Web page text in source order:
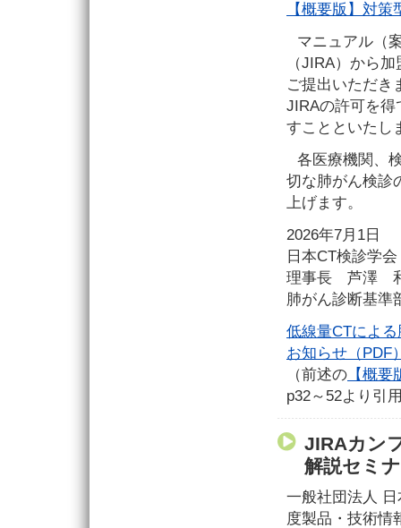
【概要版】対
マニュアル（
（JIRA）から
ご提出いただき
JIRAの許可を得
すことといたし
各医療機関、
切な肺がん検診
上げます。
2026年7月1日
日本CT検診学会
理事長 芦澤
肺がん診断基
低線量CTによ
お知らせ（PDF
（前述の 【概
p32～52より引
JIRAカン
解説セミ
一般社団法人
度製品・技術情